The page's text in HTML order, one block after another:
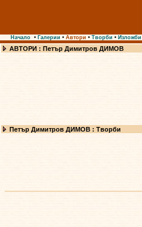
Начало • Галерии • Автори • Творби • Изложби
АВТОРИ : Петър Димитров ДИМОВ
Петър Димитров ДИМОВ : Творби